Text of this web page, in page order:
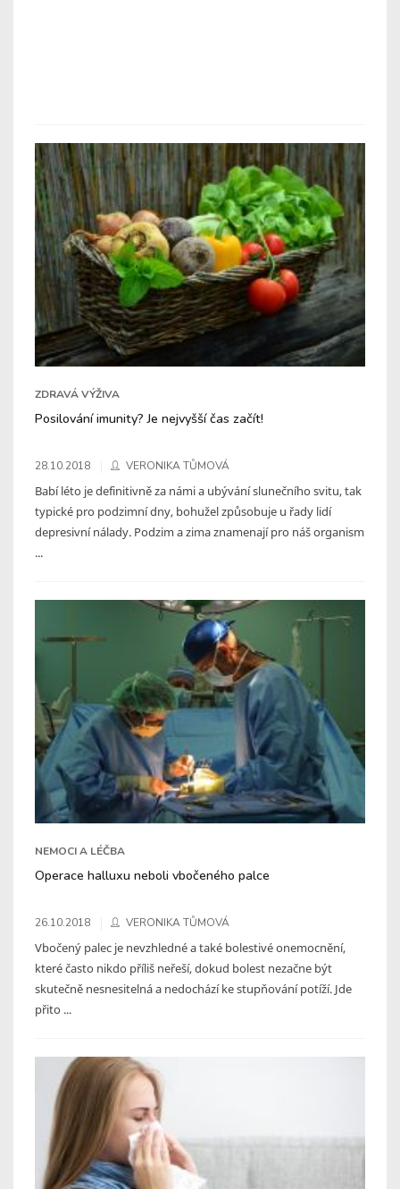
ZDRAVÁ VÝŽIVA
Posilování imunity? Je nejvyšší čas začít!
28.10.2018 VERONIKA TŮMOVÁ
Babí léto je definitivně za námi a ubývání slunečního svitu, tak
typické pro podzimní dny, bohužel způsobuje u řady lidí
depresivní nálady. Podzim a zima znamenají pro náš organism
...
NEMOCI A LÉČBA
Operace halluxu neboli vbočeného palce
26.10.2018 VERONIKA TŮMOVÁ
Vbočený palec je nevzhledné a také bolestivé onemocnění,
které často nikdo příliš neřeší, dokud bolest nezačne být
skutečně nesnesitelná a nedochází ke stupňování potíží. Jde
přito ...